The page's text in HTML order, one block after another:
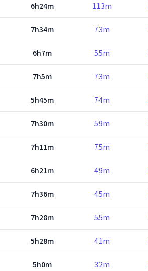
6h24m 113m
7h34m 73m
6h7m 55m
7h5m 73m
5h45m 74m
7h30m 59m
7h11m 75m
6h21m 49m
7h36m 45m
7h28m 55m
5h28m 41m
5h0m 32m